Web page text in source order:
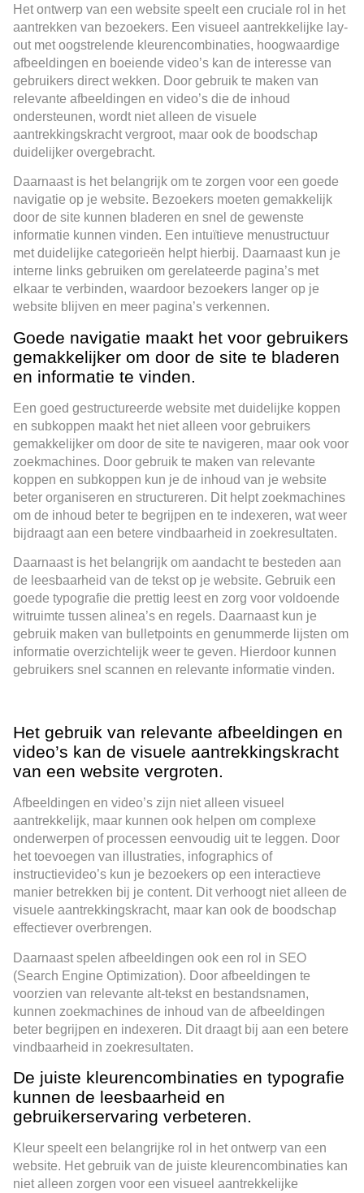
Het ontwerp van een website speelt een cruciale rol in het
aantrekken van bezoekers. Een visueel aantrekkelijke lay-
out met oogstrelende kleurencombinaties, hoogwaardige
afbeeldingen en boeiende video’s kan de interesse van
gebruikers direct wekken. Door gebruik te maken van
relevante afbeeldingen en video’s die de inhoud
ondersteunen, wordt niet alleen de visuele
aantrekkingskracht vergroot, maar ook de boodschap
duidelijker overgebracht.
Daarnaast is het belangrijk om te zorgen voor een goede
navigatie op je website. Bezoekers moeten gemakkelijk
door de site kunnen bladeren en snel de gewenste
informatie kunnen vinden. Een intuïtieve menustructuur
met duidelijke categorieën helpt hierbij. Daarnaast kun je
interne links gebruiken om gerelateerde pagina’s met
elkaar te verbinden, waardoor bezoekers langer op je
website blijven en meer pagina’s verkennen.
Goede navigatie maakt het voor gebruikers
gemakkelijker om door de site te bladeren
en informatie te vinden.
Een goed gestructureerde website met duidelijke koppen
en subkoppen maakt het niet alleen voor gebruikers
gemakkelijker om door de site te navigeren, maar ook voor
zoekmachines. Door gebruik te maken van relevante
koppen en subkoppen kun je de inhoud van je website
beter organiseren en structureren. Dit helpt zoekmachines
om de inhoud beter te begrijpen en te indexeren, wat weer
bijdraagt aan een betere vindbaarheid in zoekresultaten.
Daarnaast is het belangrijk om aandacht te besteden aan
de leesbaarheid van de tekst op je website. Gebruik een
goede typografie die prettig leest en zorg voor voldoende
witruimte tussen alinea’s en regels. Daarnaast kun je
gebruik maken van bulletpoints en genummerde lijsten om
informatie overzichtelijk weer te geven. Hierdoor kunnen
gebruikers snel scannen en relevante informatie vinden.
Het gebruik van relevante afbeeldingen en
video’s kan de visuele aantrekkingskracht
van een website vergroten.
Afbeeldingen en video’s zijn niet alleen visueel
aantrekkelijk, maar kunnen ook helpen om complexe
onderwerpen of processen eenvoudig uit te leggen. Door
het toevoegen van illustraties, infographics of
instructievideo’s kun je bezoekers op een interactieve
manier betrekken bij je content. Dit verhoogt niet alleen de
visuele aantrekkingskracht, maar kan ook de boodschap
effectiever overbrengen.
Daarnaast spelen afbeeldingen ook een rol in SEO
(Search Engine Optimization). Door afbeeldingen te
voorzien van relevante alt-tekst en bestandsnamen,
kunnen zoekmachines de inhoud van de afbeeldingen
beter begrijpen en indexeren. Dit draagt bij aan een betere
vindbaarheid in zoekresultaten.
De juiste kleurencombinaties en typografie
kunnen de leesbaarheid en
gebruikerservaring verbeteren.
Kleur speelt een belangrijke rol in het ontwerp van een
website. Het gebruik van de juiste kleurencombinaties kan
niet alleen zorgen voor een visueel aantrekkelijke